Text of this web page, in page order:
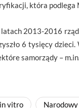
która
2013-2016 rząd
6 tysięcy
samorządy –
in vitro Narodowy